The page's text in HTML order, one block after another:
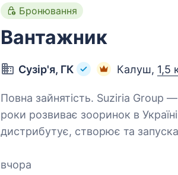
Бронювання
Вантажник
Сузір'я, ГК Калуш, 1,5
Повна зайнятість. Suziria Group — сімейна група компаній, яка понад 33
роки розвиває зооринок в
дистрибутує, створює та
вчора